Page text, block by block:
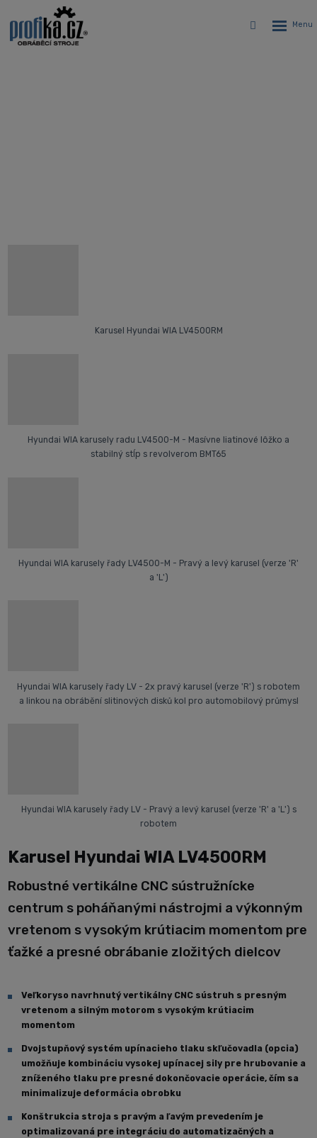
Vyhledávání
Karusel Hyundai WIA LV4500RM
Hyundai WIA karusely radu LV4500-M - Masívne liatinové lôžko a
stabilný stĺp s revolverom BMT65
Hyundai WIA karusely řady LV4500-M - Pravý a levý karusel (verze 'R'
a 'L')
Hyundai WIA karusely řady LV - 2x pravý karusel (verze 'R') s robotem
a linkou na obrábění slitinových disků kol pro automobilový průmysl
Hyundai WIA karusely řady LV - Pravý a levý karusel (verze 'R' a 'L') s
robotem
Karusel Hyundai WIA LV4500RM
Robustné vertikálne CNC sústružnícke
centrum s poháňanými nástrojmi a výkonným
vretenom s vysokým krútiacim momentom pre
ťažké a presné obrábanie zložitých dielcov
Veľkoryso navrhnutý vertikálny CNC sústruh s presným
vretenom a silným motorom s vysokým krútiacim
momentom
Dvojstupňový systém upínacieho tlaku skľučovadla (opcia)
umožňuje kombináciu vysokej upínacej sily pre hrubovanie a
zníženého tlaku pre presné dokončovacie operácie, čím sa
minimalizuje deformácia obrobku
Konštrukcia stroja s pravým a ľavým prevedením je
optimalizovaná pre integráciu do automatizačných a